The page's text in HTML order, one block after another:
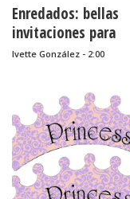
Enredados: bellas
invitaciones para
imprimir gratis.
Ivette González - 2:00